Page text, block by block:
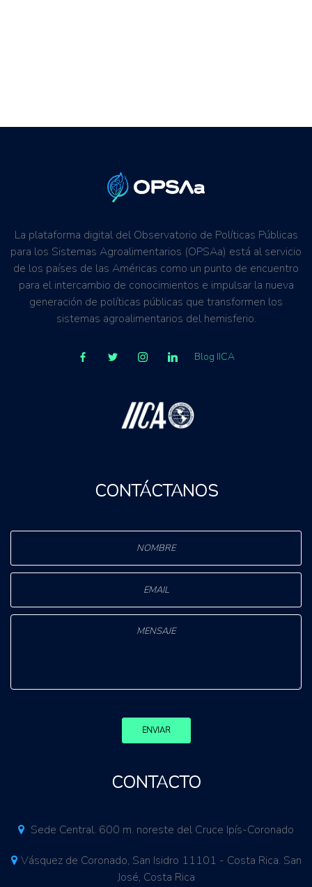
La plataforma digital del Observatorio de Políticas Públicas
para los Sistemas Agroalimentarios (OPSAa) está al servicio
de los países de las Américas como un punto de encuentro
para el intercambio de conocimientos e impulsar la nueva
generación de políticas públicas que transformen los
sistemas agroalimentarios del hemisferio.
Blog IICA
CONTÁCTANOS
ENVIAR
CONTACTO
Sede Central. 600 m. noreste del Cruce Ipís-Coronado
Vásquez de Coronado, San Isidro 11101 - Costa Rica. San
José, Costa Rica